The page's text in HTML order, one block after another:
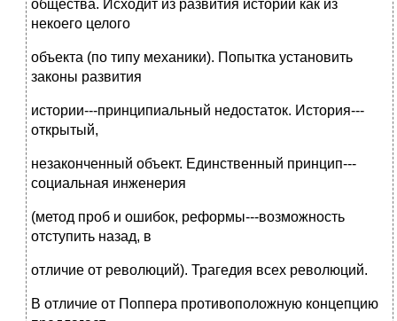
общества. Исходит из развития истории как из
некоего целого
объекта (по типу механики). Попытка установить
законы развития
истории---принципиальный недостаток. История---
открытый,
незаконченный объект. Единственный принцип---
социальная инженерия
(метод проб и ошибок, реформы---возможность
отступить назад, в
отличие от революций). Трагедия всех революций.
В отличие от Поппера противоположную концепцию